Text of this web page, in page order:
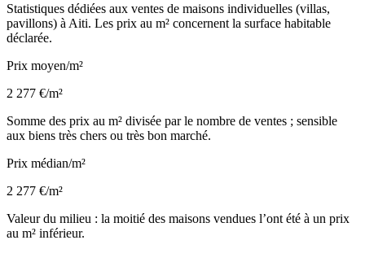
Statistiques dédiées aux ventes de maisons individuelles (villas,
pavillons) à Aiti. Les prix au m² concernent la surface habitable
déclarée.
Prix moyen/m²
2 277 €/m²
Somme des prix au m² divisée par le nombre de ventes ; sensible
aux biens très chers ou très bon marché.
Prix médian/m²
2 277 €/m²
Valeur du milieu : la moitié des maisons vendues l’ont été à un prix
au m² inférieur.